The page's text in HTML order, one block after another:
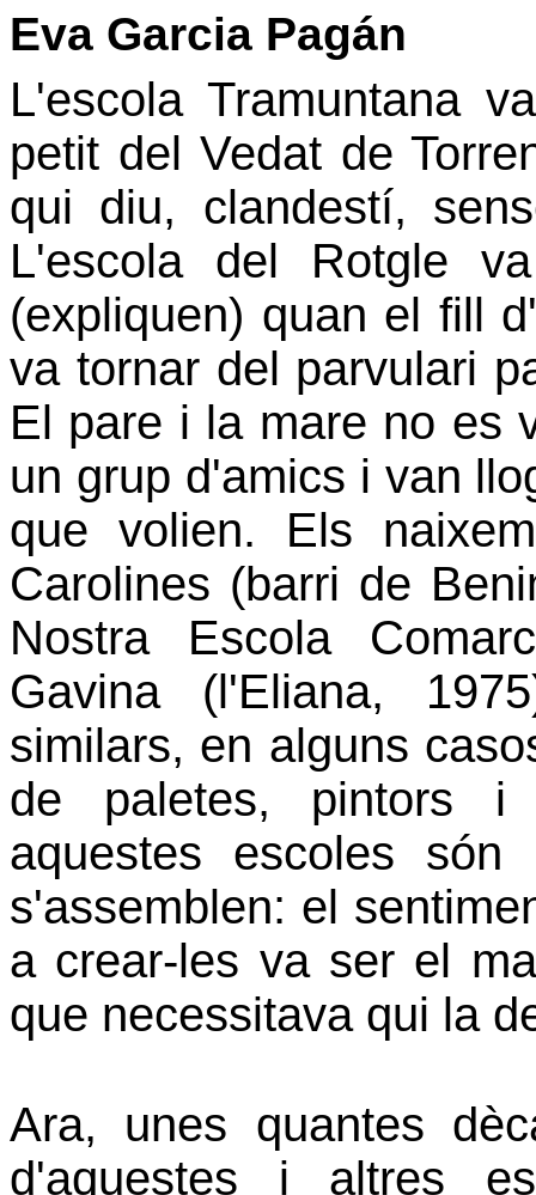
Eva Garcia Pagán
L'escola Tramuntana
petit del Vedat de
qui diu, clandestí,
L'escola del Rotgle
(expliquen) quan el fill
va tornar del parvulari
El pare i la mare no es
un grup d'amics i van
que volien. Els
Carolines (barri de
Nostra Escola
Gavina (l'Eliana,
similars, en alguns
de paletes, pintors i
aquestes escoles
s'assemblen: el
a crear-les va ser el
que necessitava qui la
Ara, unes quantes
d'aquestes i altres